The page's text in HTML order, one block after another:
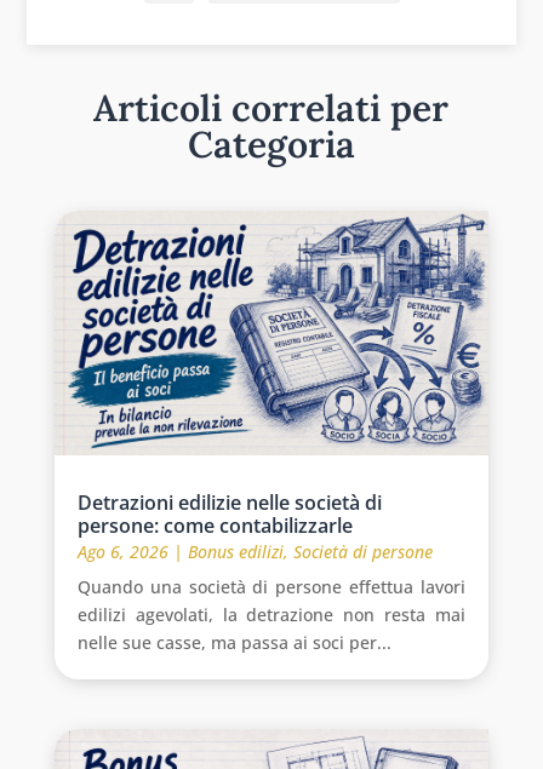
Articoli correlati per
Categoria
Detrazioni edilizie nelle società di
persone: come contabilizzarle
Ago 6, 2026| Bonus edilizi, Società di persone
Quando una società di persone effettua lavori
edilizi agevolati, la detrazione non resta mai
nelle sue casse, ma passa ai soci per...